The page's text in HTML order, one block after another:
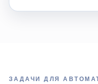
ЗАДАЧИ ДЛЯ